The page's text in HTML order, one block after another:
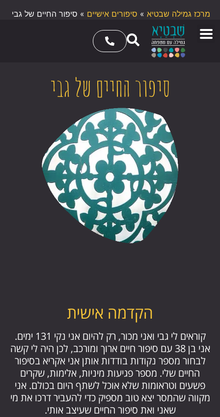
מרכז גמילה שבטיא » סיפורים אישיים » סיפור החיים של גבי
סיפור החיים של גבי
הקדמה אישית
קוראים לי גבי ואני מכור, רק להיום אני נקי 131 ימים.
אני בן 38 עם סיפור חיים ארוך ומורכב, לכן היה לי קשה
לבחור מספר נקודות בודדות אותן אני אקריא בסיפור
החיים שלי. מספר פגיעות מיניות, אלימות, שקרים
פשעים וטראומות שלא אוכל לשתף היום בכולם. אני
מקווה שהמסר יצא טוב מספיק כדי להעביר דרכו את מי
שאני ואת סיפור החיים שעיצב אותי.